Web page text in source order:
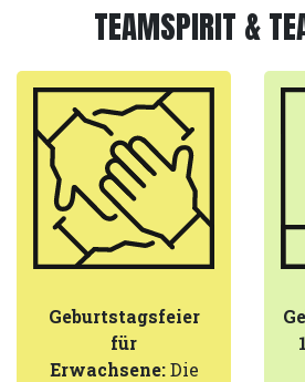
TEAMSPIRIT &
Geburtstagsfeier
für
Erwachsene:Die